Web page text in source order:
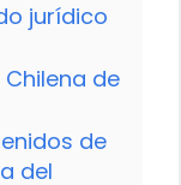
jurídico
de
de
del